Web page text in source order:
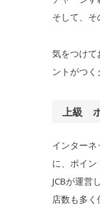
そして、
気をつけて
ントがつく
上級 ポ
インター
に、ポイン
JCBが運営
店数も多く